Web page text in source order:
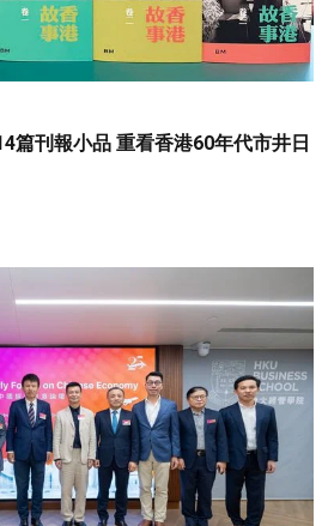
篇刊報小品 重看香港60年代市井日